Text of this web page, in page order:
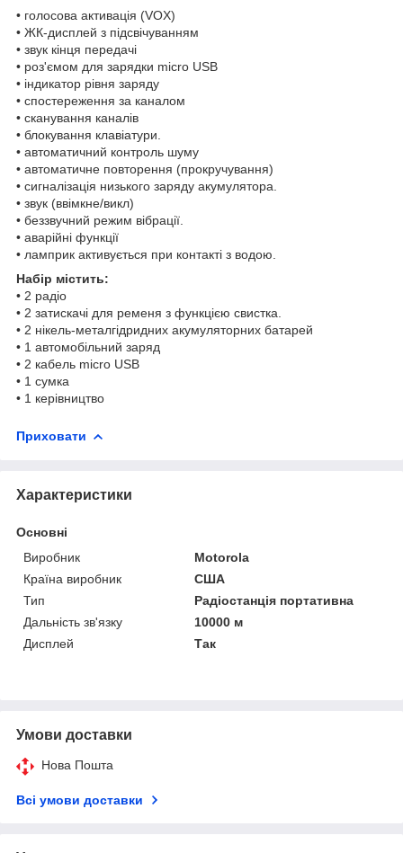
• голосова активація (VOX)
• ЖК-дисплей з підсвічуванням
• звук кінця передачі
• роз'ємом для зарядки micro USB
• індикатор рівня заряду
• спостереження за каналом
• сканування каналів
• блокування клавіатури.
• автоматичний контроль шуму
• автоматичне повторення (прокручування)
• сигналізація низького заряду акумулятора.
• звук (ввімкне/викл)
• беззвучний режим вібрації.
• аварійні функції
• ламприк активується при контакті з водою.
Набір містить:
• 2 радіо
• 2 затискачі для ременя з функцією свистка.
• 2 нікель-металгідридних акумуляторних батарей
• 1 автомобільний заряд
• 2 кабель micro USB
• 1 сумка
• 1 керівництво
Приховати
Характеристики
Основні
Виробник
Motorola
Країна виробник
США
Тип
Радіостанція портативна
Дальність зв'язку
10000 м
Дисплей
Так
Умови доставки
Нова Пошта
Всі умови доставки